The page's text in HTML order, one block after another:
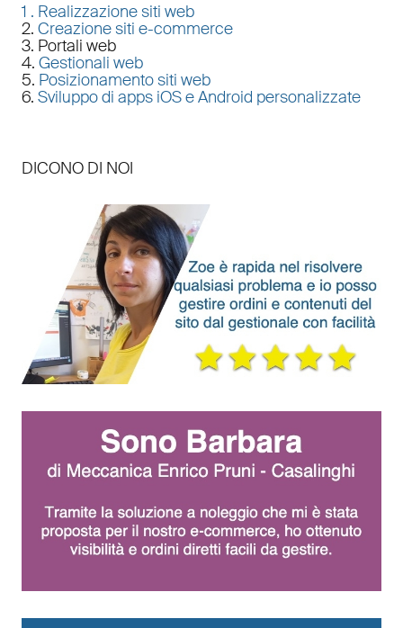
1 . Realizzazione siti web
2. Creazione siti e-commerce
3. Portali web
4. Gestionali web
5. Posizionamento siti web
6. Sviluppo di apps iOS e Android personalizzate
DICONO DI NOI